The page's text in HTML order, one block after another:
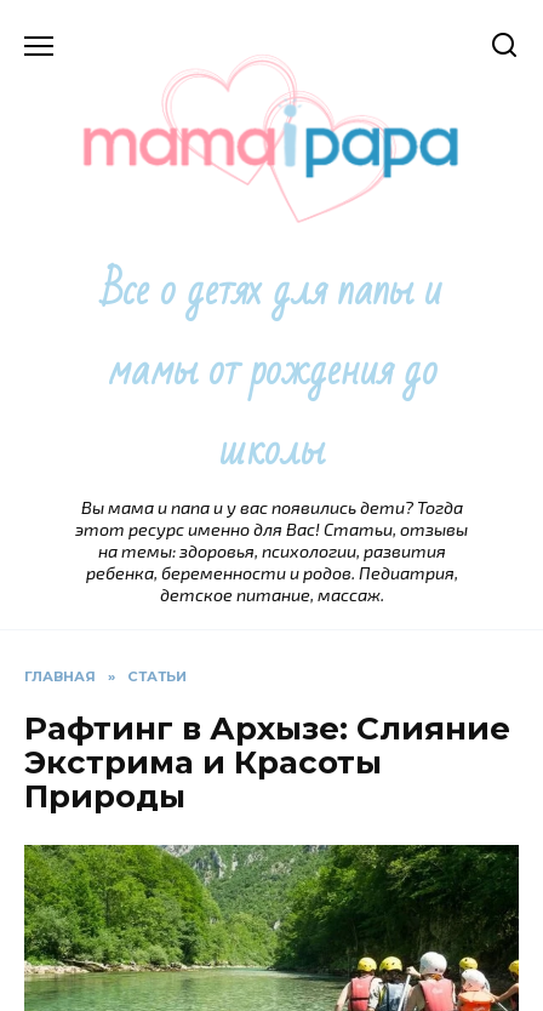
Все о детях для папы и
мамы от рождения до
школы
Вы мама и папа и у вас появились дети? Тогда
этот ресурс именно для Вас! Статьи, отзывы
на темы: здоровья, психологии, развития
ребенка, беременности и родов. Педиатрия,
детское питание, массаж.
ГЛАВНАЯ » СТАТЬИ
Рафтинг в Архызе: Слияние
Экстрима и Красоты
Природы